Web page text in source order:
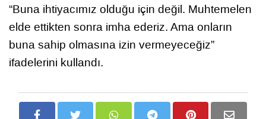
“Buna ihtiyacımız olduğu için değil. Muhtemelen
elde ettikten sonra imha ederiz. Ama onların
buna sahip olmasına izin vermeyeceğiz”
ifadelerini kullandı.